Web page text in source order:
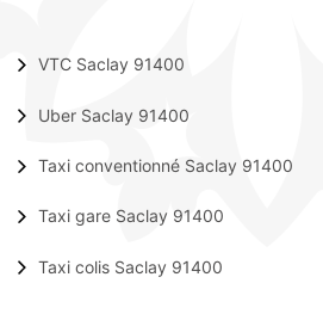
VTC Saclay 91400
Uber Saclay 91400
Taxi conventionné Saclay 91400
Taxi gare Saclay 91400
Taxi colis Saclay 91400